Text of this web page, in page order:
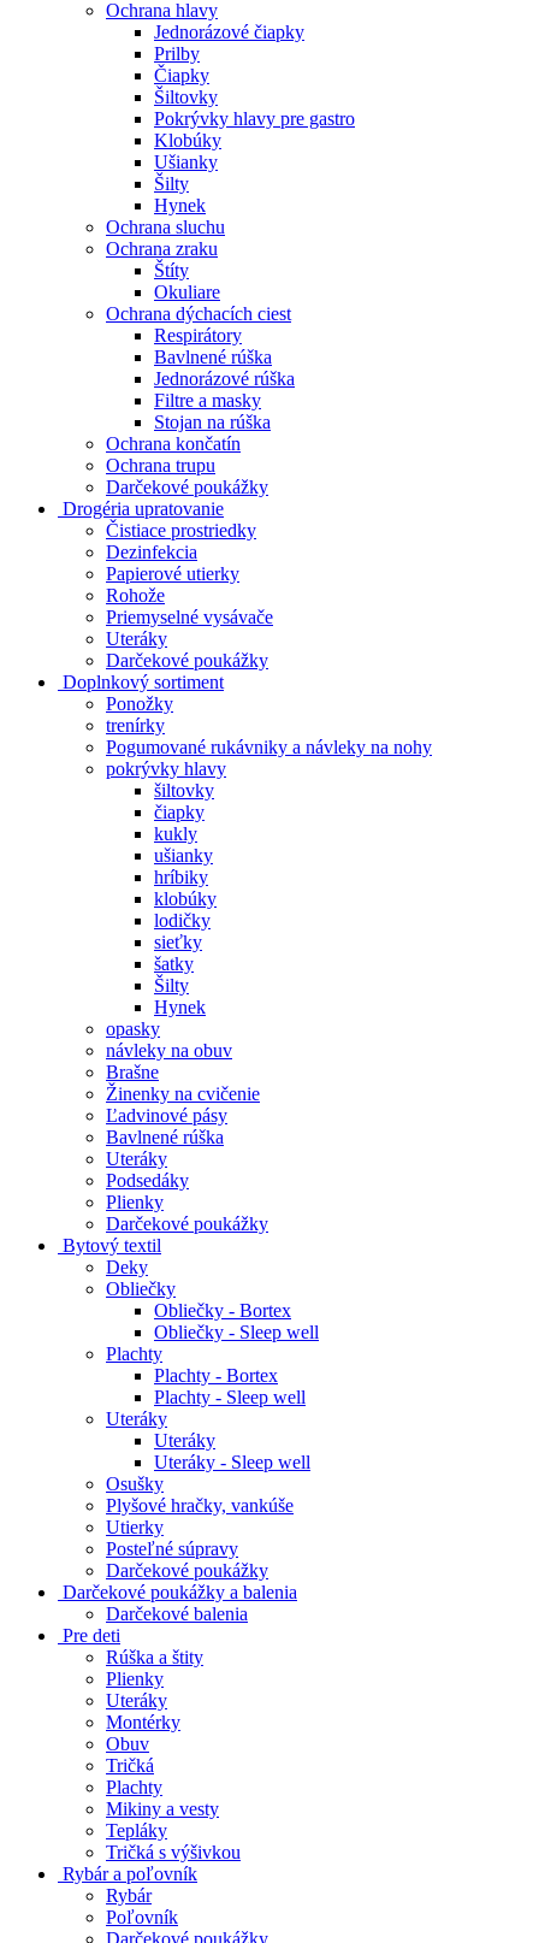
Ochrana hlavy
Jednorázové čiapky
Prilby
Čiapky
Šiltovky
Pokrývky hlavy pre gastro
Klobúky
Ušianky
Šilty
Hynek
Ochrana sluchu
Ochrana zraku
Štíty
Okuliare
Ochrana dýchacích ciest
Respirátory
Bavlnené rúška
Jednorázové rúška
Filtre a masky
Stojan na rúška
Ochrana končatín
Ochrana trupu
Darčekové poukážky
Drogéria upratovanie
Čistiace prostriedky
Dezinfekcia
Papierové utierky
Rohože
Priemyselné vysávače
Uteráky
Darčekové poukážky
Doplnkový sortiment
Ponožky
trenírky
Pogumované rukávniky a návleky na nohy
pokrývky hlavy
šiltovky
čiapky
kukly
ušianky
hríbiky
klobúky
lodičky
sieťky
šatky
Šilty
Hynek
opasky
návleky na obuv
Brašne
Žinenky na cvičenie
Ľadvinové pásy
Bavlnené rúška
Uteráky
Podsedáky
Plienky
Darčekové poukážky
Bytový textil
Deky
Obliečky
Obliečky - Bortex
Obliečky - Sleep well
Plachty
Plachty - Bortex
Plachty - Sleep well
Uteráky
Uteráky
Uteráky - Sleep well
Osušky
Plyšové hračky, vankúše
Utierky
Posteľné súpravy
Darčekové poukážky
Darčekové poukážky a balenia
Darčekové balenia
Pre deti
Rúška a štity
Plienky
Uteráky
Montérky
Obuv
Tričká
Plachty
Mikiny a vesty
Tepláky
Tričká s výšivkou
Rybár a poľovník
Rybár
Poľovník
Darčekové poukážky